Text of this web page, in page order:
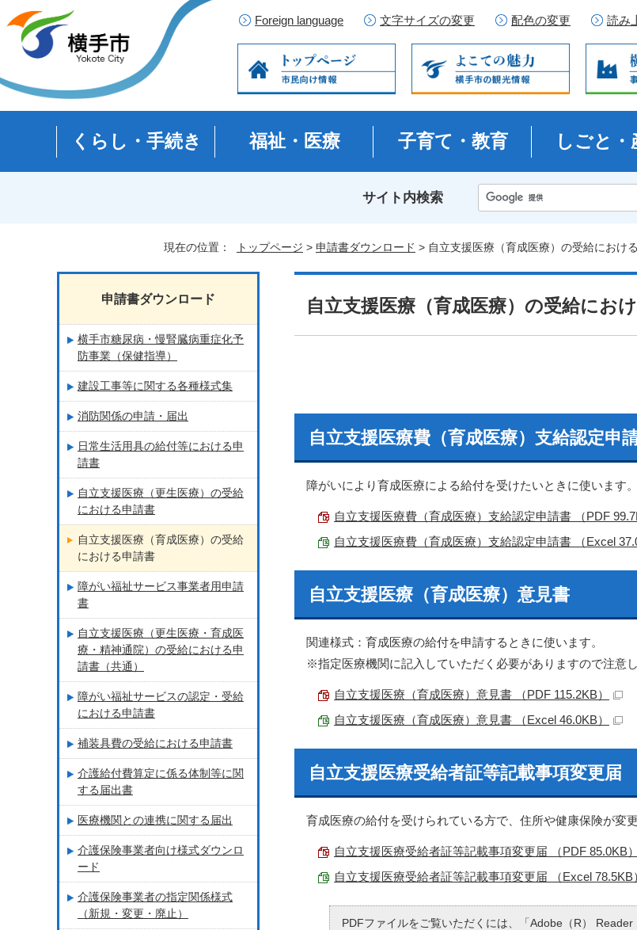
Foreign language 文字サイズの変更 配色の変更 読み
くらし・手続き 福祉・医療 子育て・教育 しごと・
サイト内検索
現在の位置： トップページ > 申請書ダウンロード > 自立支援医療（育成医療）の受給におけ
自立支援医療（育成医療）の受給にお
自立支援医療費（育成医療）支給認定申
障がいにより育成医療による給付を受けたいときに使います。
自立支援医療費（育成医療）支給認定申請書 （PDF
自立支援医療費（育成医療）支給認定申請書 （Excel
自立支援医療（育成医療）意見書
関連様式：育成医療の給付を申請するときに使います。
※指定医療機関に記入していただく必要がありますので注意し
自立支援医療（育成医療）意見書 （PDF 115.2KB）
自立支援医療（育成医療）意見書 （Excel 46.0KB）
自立支援医療受給者証等記載事項変更届
育成医療の給付を受けられている方で、住所や健康保険が変
自立支援医療受給者証等記載事項変更届 （PDF 85.0KB）
自立支援医療受給者証等記載事項変更届 （Excel 78.5KB
PDFファイルをご覧いただくには、「Adobe（R）
申請書ダウンロード
横手市糖尿病・慢腎臓病重症化予
防事業（保健指導）
建設工事等に関する各種様式集
消防関係の申請・届出
日常生活用具の給付等における申
請書
自立支援医療（更生医療）の受給
における申請書
自立支援医療（育成医療）の受給
における申請書
障がい福祉サービス事業者用申請
書
自立支援医療（更生医療・育成医
療・精神通院）の受給における申
請書（共通）
障がい福祉サービスの認定・受給
における申請書
補装具費の受給における申請書
介護給付費算定に係る体制等に関
する届出書
医療機関との連携に関する届出
介護保険事業者向け様式ダウンロ
ード
介護保険事業者の指定関係様式
（新規・変更・廃止）